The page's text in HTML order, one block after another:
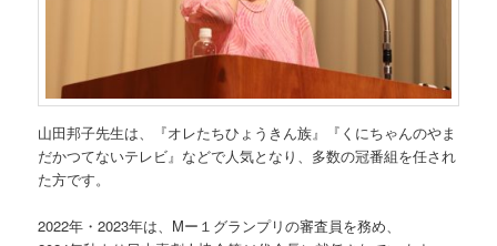
山田邦子先生は、『オレたちひょうきん族』『くにちゃんのやま
だかつてないテレビ』などで人気となり、多数の冠番組を任され
た方です。
2022年・2023年は、Mー１グランプリの審査員を務め、